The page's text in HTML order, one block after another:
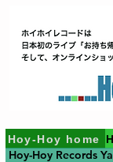
Hoy-Hoy home
Hoy-Hoy Records